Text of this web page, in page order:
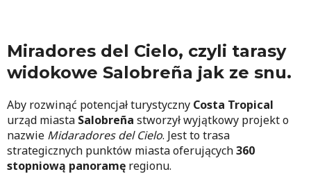
Miradores del Cielo, czyli tarasy
widokowe Salobreña jak ze snu.
Aby rozwinąć potencjał turystyczny Costa Tropical
urząd miasta Salobreña stworzył wyjątkowy projekt o
nazwie Midaradores del Cielo. Jest to trasa
strategicznych punktów miasta oferujących360
stopniową panoramę regionu.